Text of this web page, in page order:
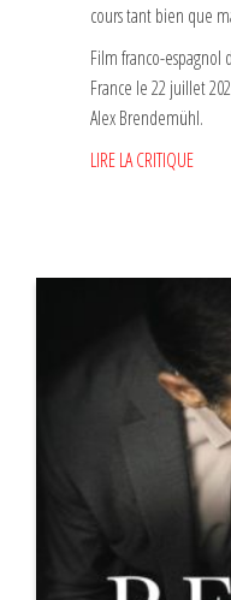
cours tant bien que
Film franco-espagnol
France le 22 juillet
Alex Brendemühl.
LIRE LA CRITIQUE